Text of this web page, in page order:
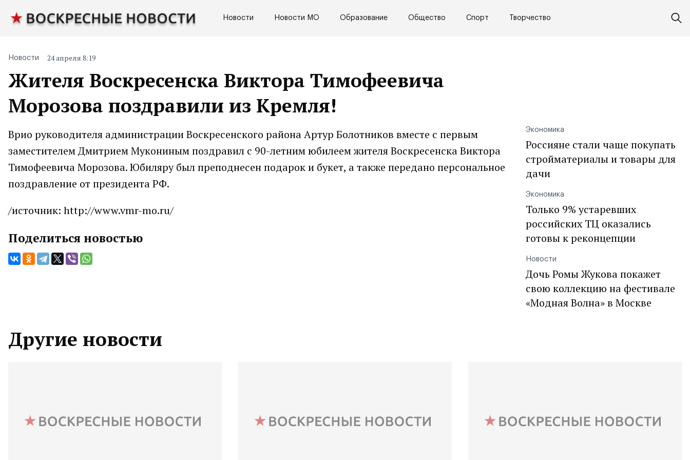
Новости Новости МО Образование Общество Спорт Творчество
Жителя Воскресенска Виктора Тимофеевича
Морозова поздравили из Кремля!
Новости 24 апреля 8:19
Врио руководителя администрации Воскресенского района Артур Болотников вместе с первым
заместителем Дмитрием Мукониным поздравил с 90-летним юбилеем жителя Воскресенска Виктора
Тимофеевича Морозова. Юбиляру был преподнесен подарок и букет, а также передано персональное
поздравление от президента РФ.
/источник: http://www.vmr-mo.ru/
Поделиться новостью
Экономика
Россияне стали чаще покупать
стройматериалы и товары для
дачи
Экономика
Только 9% устаревших
российских ТЦ оказались
готовы к реконцепции
Новости
Дочь Ромы Жукова покажет
свою коллекцию на фестивале
«Модная Волна» в Москве
Другие новости